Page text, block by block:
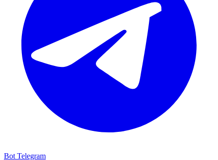
Bot Telegram